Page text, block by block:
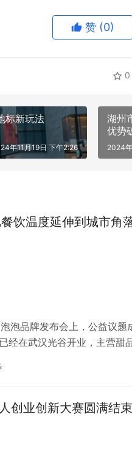
赞 (0)
0
标新玩法
年11月19日 下午2:26
湖州
优势
2024
饮温度延伸到城市角
泡品牌发布会上，公益议题
经在武汉光谷开业，主营甜
总会“童享阳光”计划，用于
浪动物…
创业创新大赛圆满结束